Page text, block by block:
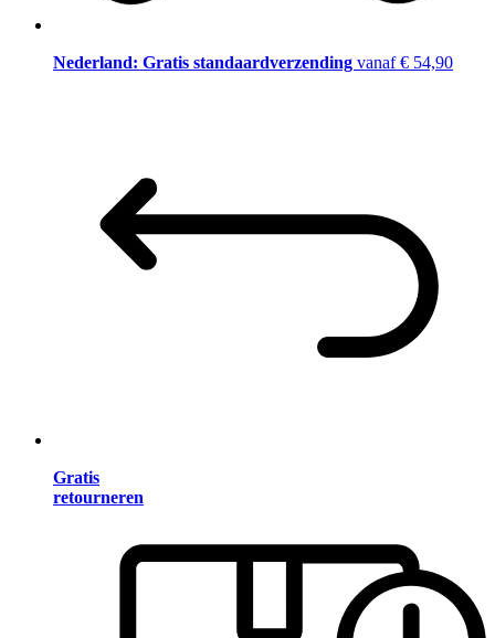
Nederland: Gratis standaardverzending vanaf € 54,90
Gratis
retourneren